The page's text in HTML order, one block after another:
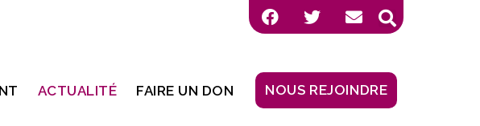
ACTUALITÉ FAIRE UN DON NOUS REJOINDRE